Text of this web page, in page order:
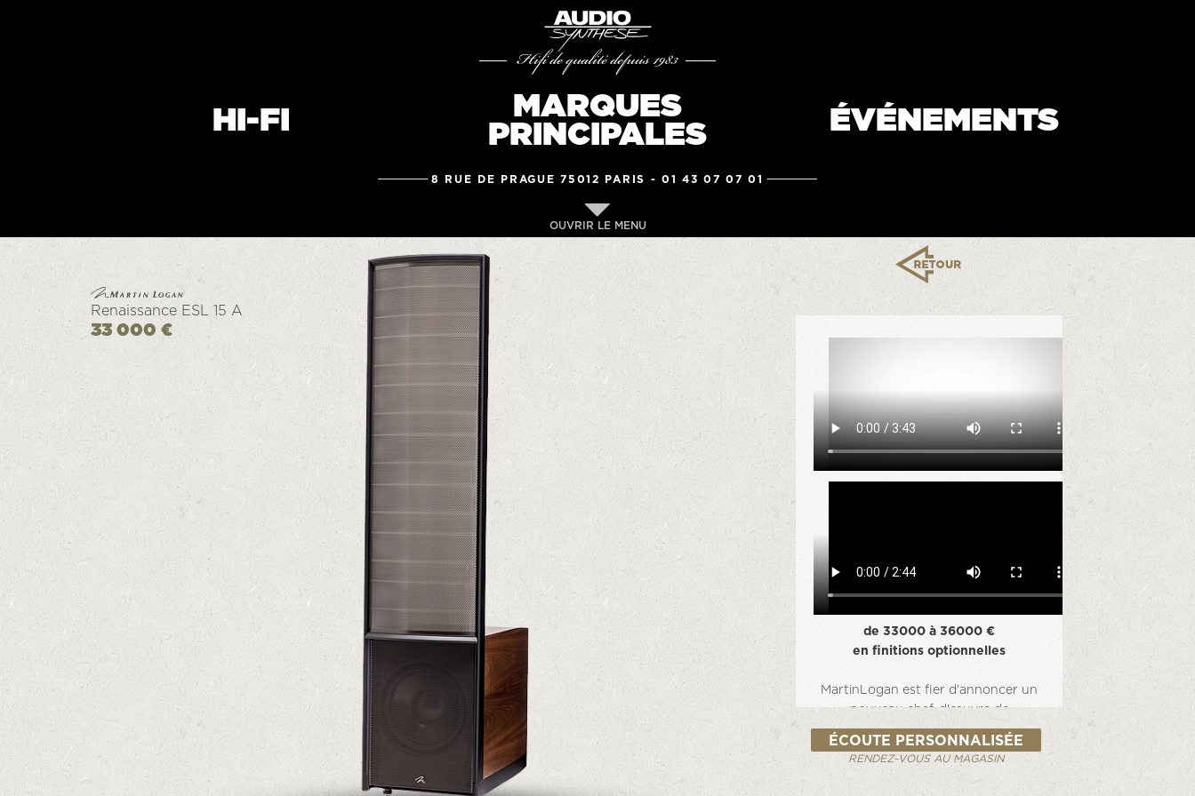
Hifi de qualité depuis 1983
HI-FI
MARQUES
PRINCIPALES
ÉVÉNEMENTS
8 RUE DE PRAGUE 75012 PARIS -01 43 07 07 01
OUVRIR LE MENU
Renaissance ESL 15 A
33 000 €
de 33000 à 36000 €
en finitions optionnelles
MartinLogan est fier d'annoncer un
nouveau chef-d'œuvre de
conception et d'ingénierie: les
nouvelles enceintes
électrostatiques Renaissance ESL
15A représentent le meilleur de plus
ÉCOUTE PERSONNALISÉE
RENDEZ-VOUS AU MAGASIN